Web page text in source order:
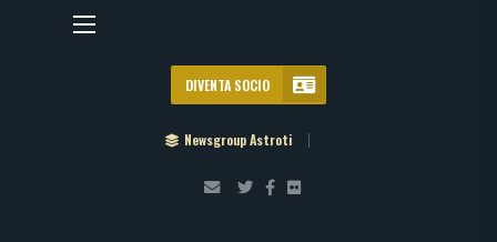
DIVENTA SOCIO
Newsgroup Astroti